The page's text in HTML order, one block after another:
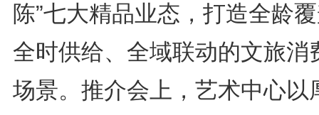
陈”七大精品业态，打造全龄
全时供给、全域联动的文旅消
场景。推介会上，艺术中心以